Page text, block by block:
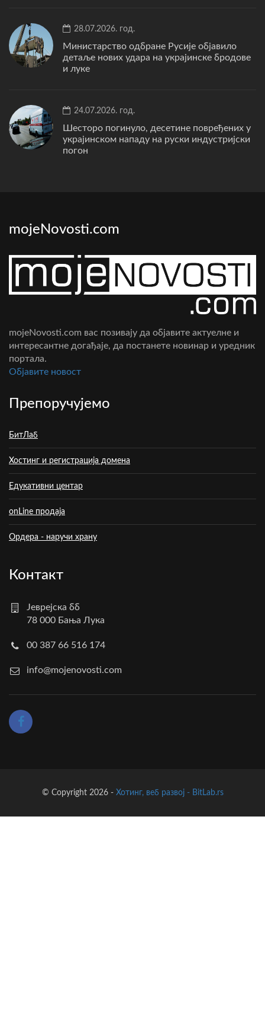
28.07.2026. год.
Министарство одбране Русије објавило
детаље нових удара на украјинске бродове
и луке
24.07.2026. год.
Шесторо погинуло, десетине повређених у
украјинском нападу на руски индустријски
погон
mojeNovosti.com
mojeNovosti.com вас позивају да објавите актуелне и
интересантне догађаје, да постанете новинар и уредник
портала.
Oбјавите новост
Препоручујемо
БитЛаб
Хостинг и регистрација домена
Едукативни центар
onLine продаја
Ордера - наручи храну
Контакт
Јеврејска бб
78 000 Бања Лука
00 387 66 516 174
info@mojenovosti.com
© Copyright 2026 - Хотинг, веб развој - BitLab.rs